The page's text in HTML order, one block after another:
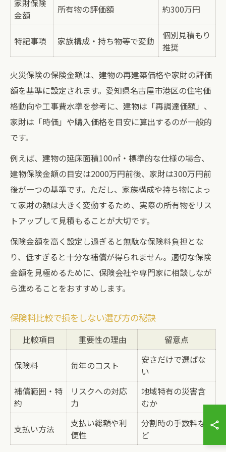
家財保険
金額
所有物の評価額 約300万円
特記事項 家族構成・持ち物等で変動
個別見積もり
推奨
火災保険の保険金額は、建物の再建築価格や家財の評価
額を基準に設定されます。愛知県名古屋市港区の住宅価
格動向や工事費水準を参考に、建物は「再調達価額」、
家財は「時価」や購入価格を目安に算出するのが一般的
です。
例えば、建物の延床面積100㎡・標準的な仕様の場合、
建物保険金額の目安は2000万円前後、家財は300万円前
後が一つの基準です。ただし、家族構成や持ち物によっ
て家財の額は大きく変動するため、実際の所有物をリス
トアップして見積もることが大切です。
保険金額を高く設定し過ぎると無駄な保険料負担とな
り、低すぎると十分な補償が得られません。適切な保険
金額を見極めるために、保険会社や専門家に相談しなが
ら進めることをおすすめします。
保険料比較で損をしない選び方の秘訣
比較項目 重要性の理由 留意点
保険料 毎年のコスト
安さだけで選ばな
い
補償範囲・特
約
リスクへの対応
力
地域特有の災害含
むか
支払い方法
支払い総額や利
便性
分割時の手数料な
ど